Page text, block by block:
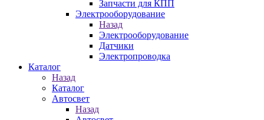
Запчасти для КПП
Электрооборудование
Назад
Электрооборудование
Датчики
Электропроводка
Каталог
Назад
Каталог
Автосвет
Назад